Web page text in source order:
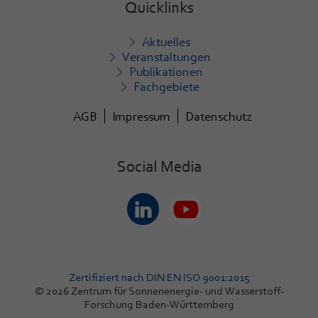
Quicklinks
Aktuelles
Veranstaltungen
Publikationen
Fachgebiete
AGB
Impressum Datenschutz
Social Media
Zertifiziert nach DIN EN ISO 9001:2015
© 2026 Zentrum für Sonnenenergie- und Wasserstoff-
Forschung Baden-Württemberg